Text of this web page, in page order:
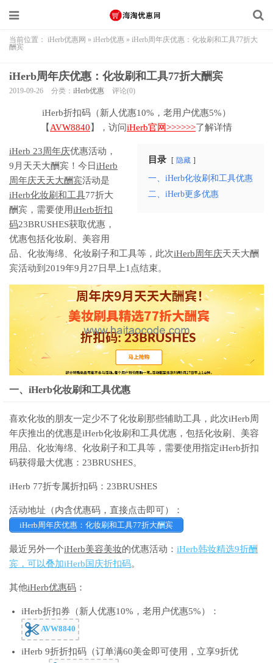
当前位置： iHerb优惠网 » iHerb优惠 » iHerb周年庆优惠：化妆刷和工具77折大
酬宾
iHerb周年庆优惠：化妆刷和工具77折大酬宾
2019-09-26 分类： iHerb优惠 评论(0)
iHerb折扣码（新人优惠10%，老用户优惠5%）
【 AVW8840 】，访问iHerb官网>>>>>>了解详情
目录 隐藏
一、iHerb化妆刷和工具优惠
二、iHerb更多优惠
iHerb 23周年庆优惠活动，
9月天天大酬宾！今日iHerb
周年庆天天大酬宾活动是
iHerb化妆刷和工具77折大
酬宾，需要使用iHerb折扣
码23BRUSHES获取优惠，
优惠包括化妆刷、美容用
品、化妆海绵、化妆刷子和工具等，此次iHerb周年庆天天大酬
宾活动到2019年9月27日早上1点结束。
一、iHerb化妆刷和工具优惠
喜欢化妆的朋友一定少不了化妆刷那些辅助工具，此次iHerb周
年庆推出的优惠是iHerb化妆刷和工具优惠，包括化妆刷、美容
用品、化妆海绵、化妆刷子和工具等，需要使用指定iHerb折扣
码获得最大优惠：23BRUSHES。
iHerb 77折专属折扣码：23BRUSHES
活动地址（内含优惠码，直接点击即可）：
iHerb周年庆优惠：化妆刷和工具77折大酬宾
最近另外一个iHerb美容美妆的优惠活动： iHerb韩妆精选9折酬
宾，可以叠加iHerb国庆折扣码。
其他iHerb优惠码 ：
iHerb折扣券（新人优惠10%，老用户优惠5%）：
AVW8840
iHerb 9折折扣码（订单满60美金即可使用，立享9折优